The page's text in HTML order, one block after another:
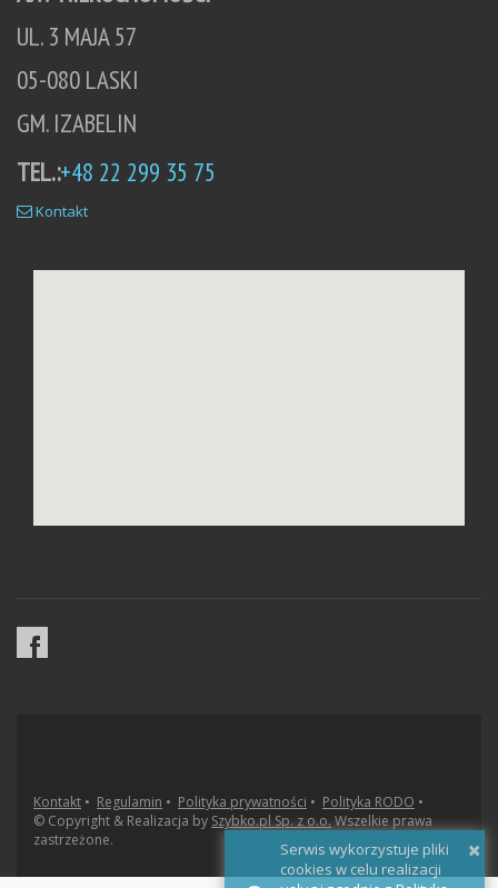
UL. 3 MAJA 57
05-080 LASKI
GM. IZABELIN
TEL.:+48 22 299 35 75
Kontakt
Kontakt • Regulamin • Polityka prywatności • Polityka RODO •
© Copyright & Realizacja by Szybko.pl Sp. z o.o. Wszelkie prawa
zastrzeżone.
×
Serwis wykorzystuje pliki
cookies w celu realizacji